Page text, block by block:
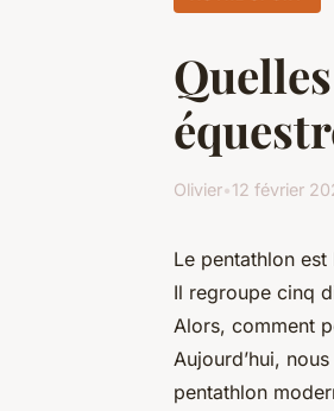
Olivier•12 février
Le pentathlon
Il regroupe cinq
Alors, comment
Aujourd’hui,
pentathlon